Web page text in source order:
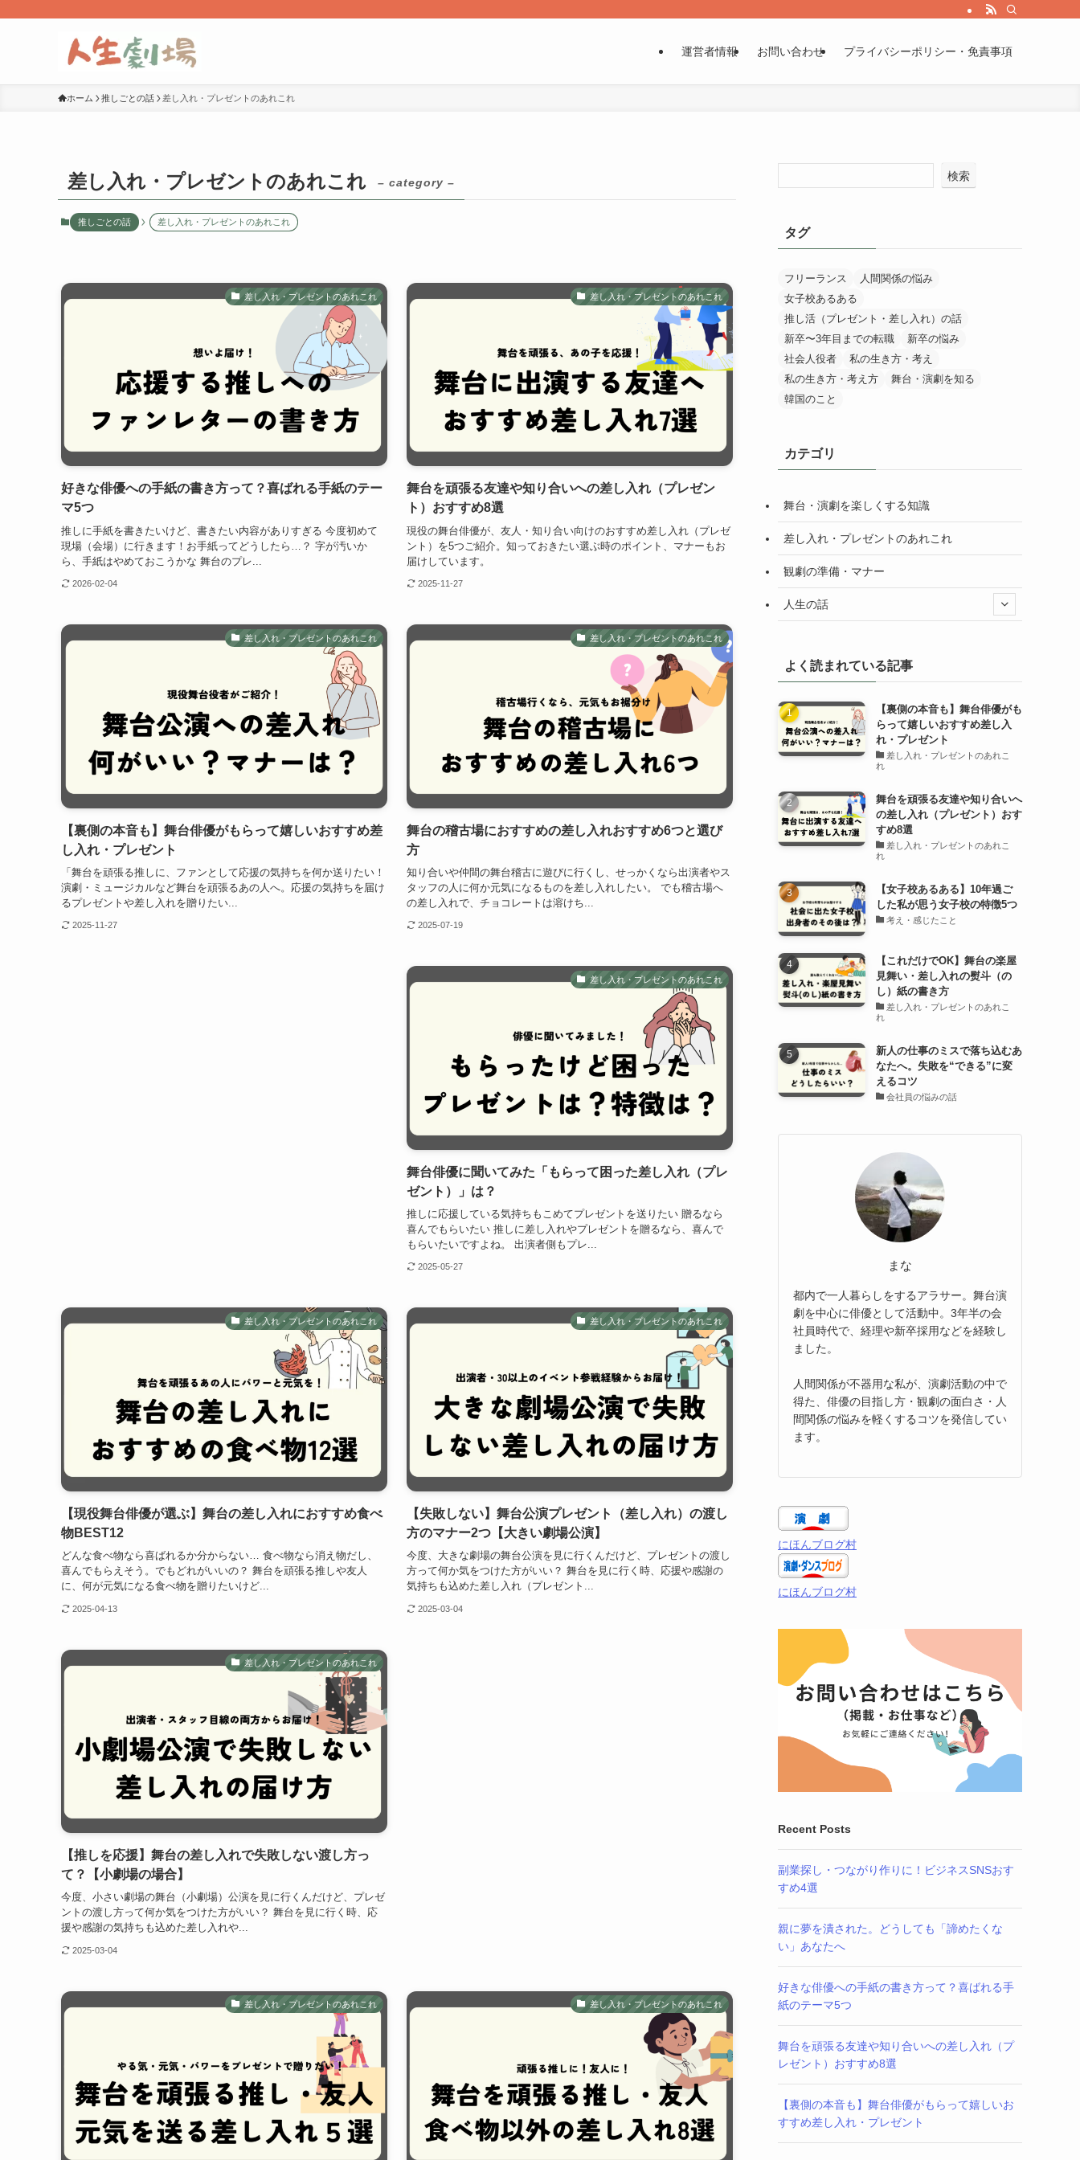
運営者情報 お問い合わせ プライバシーポリシー・免責事項
ホーム 推しごとの話 差し入れ・プレゼントのあれこれ
差し入れ・プレゼントのあれこれ – category –
推しごとの話 差し入れ・プレゼントのあれこれ
差し入れ・プレゼントのあれこれ
好きな俳優への手紙の書き方って？喜ばれる手紙のテー
マ5つ
推しに手紙を書きたいけど、書きたい内容がありすぎる 今度初めて
現場（会場）に行きます！お手紙ってどうしたら…？ 字が汚いか
ら、手紙はやめておこうかな 舞台のプレ...
2026-02-04
差し入れ・プレゼントのあれこれ
舞台を頑張る友達や知り合いへの差し入れ（プレゼン
ト）おすすめ8選
現役の舞台俳優が、友人・知り合い向けのおすすめ差し入れ（プレゼ
ント）を5つご紹介。知っておきたい選ぶ時のポイント、マナーもお
届けしています。
2025-11-27
差し入れ・プレゼントのあれこれ
【裏側の本音も】舞台俳優がもらって嬉しいおすすめ差
し入れ・プレゼント
「舞台を頑張る推しに、ファンとして応援の気持ちを何か送りたい！
演劇・ミュージカルなど舞台を頑張るあの人へ。応援の気持ちを届け
るプレゼントや差し入れを贈りたい...
2025-11-27
差し入れ・プレゼントのあれこれ
舞台の稽古場におすすめの差し入れおすすめ6つと選び
方
知り合いや仲間の舞台稽古に遊びに行くし、せっかくなら出演者やス
タッフの人に何か元気になるものを差し入れしたい。 でも稽古場へ
の差し入れで、チョコレートは溶けち...
2025-07-19
差し入れ・プレゼントのあれこれ
舞台俳優に聞いてみた「もらって困った差し入れ（プレ
ゼント）」は？
推しに応援している気持ちもこめてプレゼントを送りたい 贈るなら
喜んでもらいたい 推しに差し入れやプレゼントを贈るなら、喜んで
もらいたいですよね。 出演者側もプレ...
2025-05-27
差し入れ・プレゼントのあれこれ
【現役舞台俳優が選ぶ】舞台の差し入れにおすすめ食べ
物BEST12
どんな食べ物なら喜ばれるか分からない… 食べ物なら消え物だし、
喜んでもらえそう。でもどれがいいの？ 舞台を頑張る推しや友人
に、何が元気になる食べ物を贈りたいけど...
2025-04-13
差し入れ・プレゼントのあれこれ
【失敗しない】舞台公演プレゼント（差し入れ）の渡し
方のマナー2つ【大きい劇場公演】
今度、大きな劇場の舞台公演を見に行くんだけど、プレゼントの渡し
方って何か気をつけた方がいい？ 舞台を見に行く時、応援や感謝の
気持ちも込めた差し入れ（プレゼント...
2025-03-04
差し入れ・プレゼントのあれこれ
【推しを応援】舞台の差し入れで失敗しない渡し方っ
て？【小劇場の場合】
今度、小さい劇場の舞台（小劇場）公演を見に行くんだけど、プレゼ
ントの渡し方って何か気をつけた方がいい？ 舞台を見に行く時、応
援や感謝の気持ちも込めた差し入れや...
2025-03-04
差し入れ・プレゼントのあれこれ 差し入れ・プレゼントのあれこれ
検索
タグ
フリーランス
人間関係の悩み
女子校あるある
推し活（プレゼント・差し入れ）の話
新卒〜3年目までの転職
新卒の悩み
社会人役者
私の生き方・考え
私の生き方・考え方
舞台・演劇を知る
韓国のこと
カテゴリ
舞台・演劇を楽しくする知識
差し入れ・プレゼントのあれこれ
観劇の準備・マナー
人生の話
よく読まれている記事
【裏側の本音も】舞台俳優がも
らって嬉しいおすすめ差し入
れ・プレゼント
差し入れ・プレゼントのあれこ
れ
舞台を頑張る友達や知り合いへ
の差し入れ（プレゼント）おす
すめ8選
差し入れ・プレゼントのあれこ
れ
【女子校あるある】10年過ご
した私が思う女子校の特徴5つ
考え・感じたこと
【これだけでOK】舞台の楽屋
見舞い・差し入れの熨斗（の
し）紙の書き方
差し入れ・プレゼントのあれこ
れ
新人の仕事のミスで落ち込むあ
なたへ。失敗を“できる”に変
えるコツ
会社員の悩みの話
まな
都内で一人暮らしをするアラサー。舞台演
劇を中心に俳優として活動中。3年半の会
社員時代で、経理や新卒採用などを経験し
ました。
人間関係が不器用な私が、演劇活動の中で
得た、俳優の目指し方・観劇の面白さ・人
間関係の悩みを軽くするコツを発信してい
ます。
にほんブログ村
にほんブログ村
Recent Posts
副業探し・つながり作りに！ビジネスSNSおす
すめ4選
親に夢を潰された。どうしても「諦めたくな
い」あなたへ
好きな俳優への手紙の書き方って？喜ばれる手
紙のテーマ5つ
舞台を頑張る友達や知り合いへの差し入れ（プ
レゼント）おすすめ8選
【裏側の本音も】舞台俳優がもらって嬉しいお
すすめ差し入れ・プレゼント